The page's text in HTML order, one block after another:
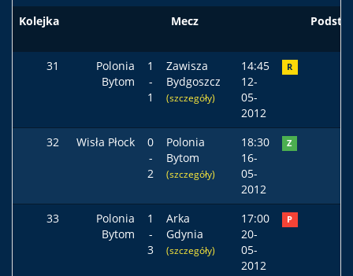
Kolejka Mecz Podst
31
Polonia
Bytom
1
-
1
Zawisza
Bydgoszcz
(szczegóły)
14:45
12-
05-
2012
R
32 Wisła Płock
0
-
2
Polonia
Bytom
(szczegóły)
18:30
16-
05-
2012
Z
33
Polonia
Bytom
1
-
3
Arka
Gdynia
(szczegóły)
17:00
20-
05-
2012
P